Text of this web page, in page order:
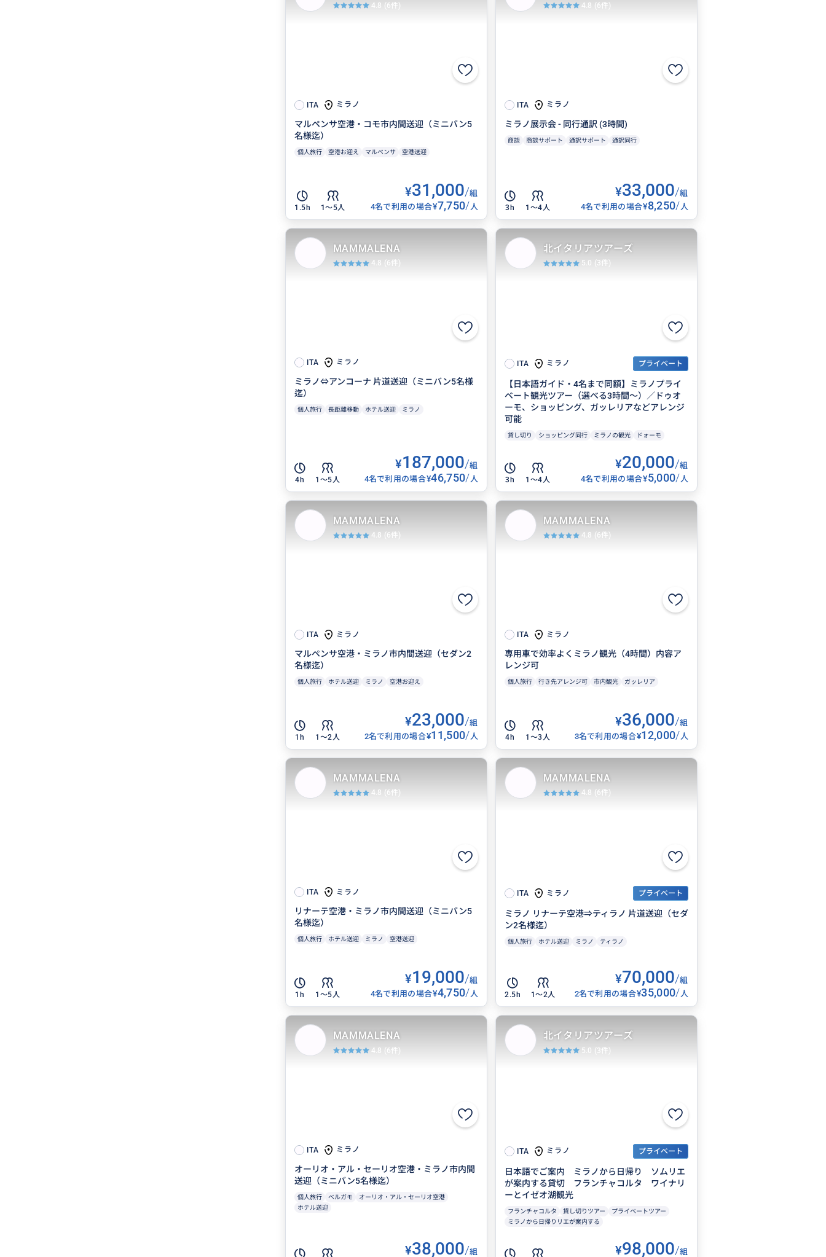
ITA ミラノ
マルペンサ空港・コモ市内間送迎（ミニバン5
名様迄）
個人旅行 空港お迎え マルペンサ 空港送迎
1.5h 1〜5人
¥31,000/組
4名で利用の場合¥7,750/ 人
4.8 (6件)
ITA ミラノ
ミラノ展示会 - 同行通訳 (3時間)
商談 商談サポート 通訳サポート 通訳同行
3h 1〜4人
¥33,000/組
4名で利用の場合¥8,250/ 人
4.8 (6件)
ITA ミラノ
ミラノ⇔アンコーナ 片道送迎（ミニバン5名様
迄）
個人旅行 長距離移動 ホテル送迎 ミラノ
4h 1〜5人
¥187,000/組
4名で利用の場合¥46,750/ 人
MAMMALENA
4.8 (6件)
ITA ミラノ プライベート
【日本語ガイド・4名まで同額】ミラノプライ
ベート観光ツアー（選べる3時間～）／ドゥオ
ーモ、ショッピング、ガッレリアなどアレンジ
可能
貸し切り ショッピング同行 ミラノの観光 ドォーモ
3h 1〜4人
¥20,000/組
4名で利用の場合¥5,000/ 人
北イタリアツアーズ
5.0 (3件)
ITA ミラノ
マルペンサ空港・ミラノ市内間送迎（セダン2
名様迄）
個人旅行 ホテル送迎 ミラノ 空港お迎え
1h 1〜2人
¥23,000/組
2名で利用の場合¥11,500/人
MAMMALENA
4.8 (6件)
ITA ミラノ
専用車で効率よくミラノ観光（4時間）内容ア
レンジ可
個人旅行 行き先アレンジ可 市内観光 ガッレリア
4h 1〜3人
¥36,000/組
3名で利用の場合¥12,000/人
MAMMALENA
4.8 (6件)
ITA ミラノ
リナーテ空港・ミラノ市内間送迎（ミニバン5
名様迄）
個人旅行 ホテル送迎 ミラノ 空港送迎
1h 1〜5人
¥19,000/組
4名で利用の場合¥4,750/人
MAMMALENA
4.8 (6件)
ITA ミラノ プライベート
ミラノ リナーテ空港⇒ティラノ 片道送迎（セダ
ン2名様迄）
個人旅行 ホテル送迎 ミラノ ティラノ
2.5h 1〜2人
¥70,000/組
2名で利用の場合¥35,000/人
MAMMALENA
4.8 (6件)
ITA ミラノ
オーリオ・アル・セーリオ空港・ミラノ市内間
送迎（ミニバン5名様迄）
個人旅行 ベルガモ
オーリオ・アル・セーリオ空港
ホテル送迎
¥38,000/組
MAMMALENA
4.8 (6件)
ITA ミラノ プライベート
日本語でご案内 ミラノから日帰り ソムリエ
が案内する貸切 フランチャコルタ ワイナリ
ーとイゼオ湖観光
フランチャコルタ 貸し切りツアー
プライベートツアー
ミラノから日帰りリエが案内する
¥98,000/組
北イタリアツアーズ
5.0 (3件)